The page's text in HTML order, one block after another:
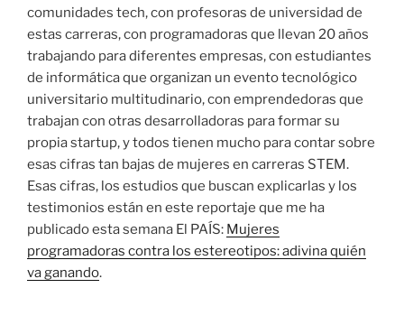
comunidades tech, con profesoras de universidad de
estas carreras, con programadoras que llevan 20 años
trabajando para diferentes empresas, con estudiantes
de informática que organizan un evento tecnológico
universitario multitudinario, con emprendedoras que
trabajan con otras desarrolladoras para formar su
propia startup, y todos tienen mucho para contar sobre
esas cifras tan bajas de mujeres en carreras STEM.
Esas cifras, los estudios que buscan explicarlas y los
testimonios están en este reportaje que me ha
publicado esta semana El PAÍS: Mujeres
programadoras contra los estereotipos: adivina quién
va ganando.